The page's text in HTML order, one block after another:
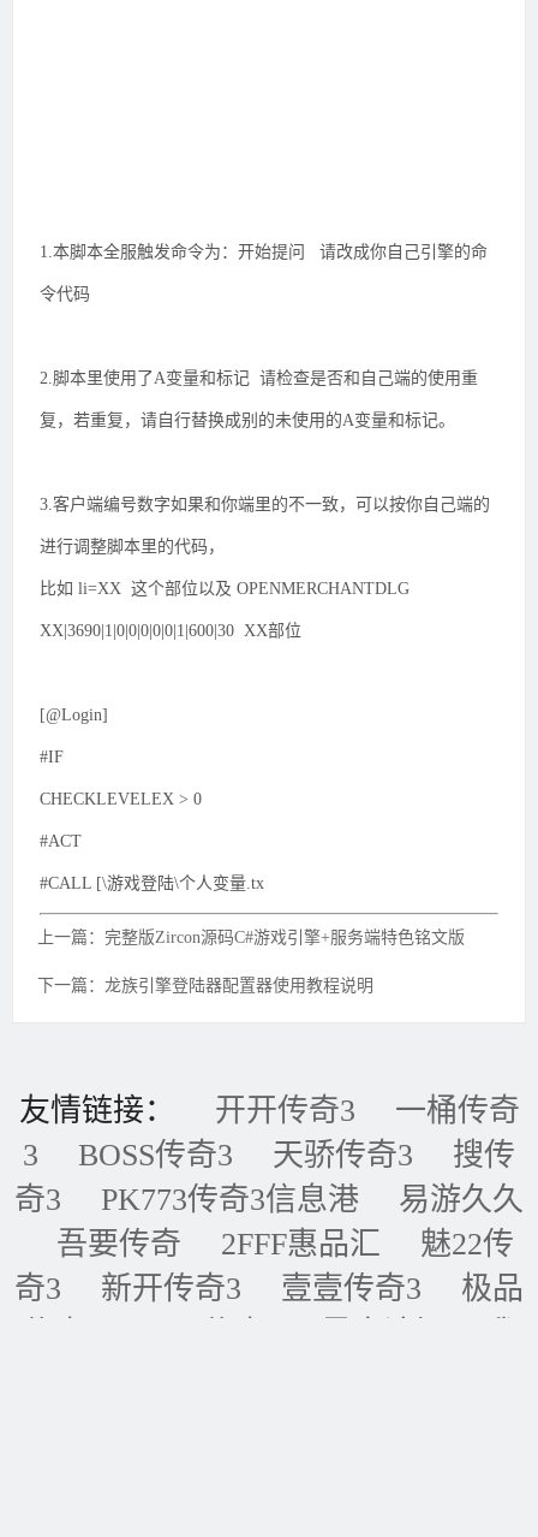
1.本脚本全服触发命令为：开始提问 请改成你自己引擎的命
令代码
2.脚本里使用了A变量和标记 请检查是否和自己端的使用重
复，若重复，请自行替换成别的未使用的A变量和标记。
3.客户端编号数字如果和你端里的不一致，可以按你自己端的
进行调整脚本里的代码，
比如 li=XX 这个部位以及 OPENMERCHANTDLG
XX|3690|1|0|0|0|0|0|1|600|30 XX部位
[@Login]
#IF
CHECKLEVELEX > 0
#ACT
#CALL [\游戏登陆\个人变量.tx
上一篇：完整版Zircon源码C#游戏引擎+服务端特色铭文版
下一篇：龙族引擎登陆器配置器使用教程说明
友情链接： 开开传奇3
一桶传奇
3
BOSS传奇3 天骄传奇3
搜传
奇3
PK773传奇3信息港
易游久久
吾要传奇
2FFF惠品汇
魅22传
奇3
新开传奇3 壹壹传奇3
极品